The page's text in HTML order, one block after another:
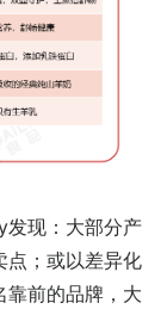
发现：大部分产
点；或以差异化
靠前的品牌，大